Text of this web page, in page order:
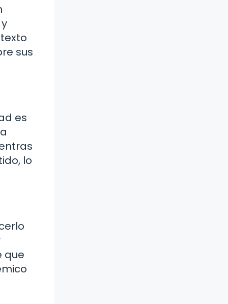
sus
es
lo
que